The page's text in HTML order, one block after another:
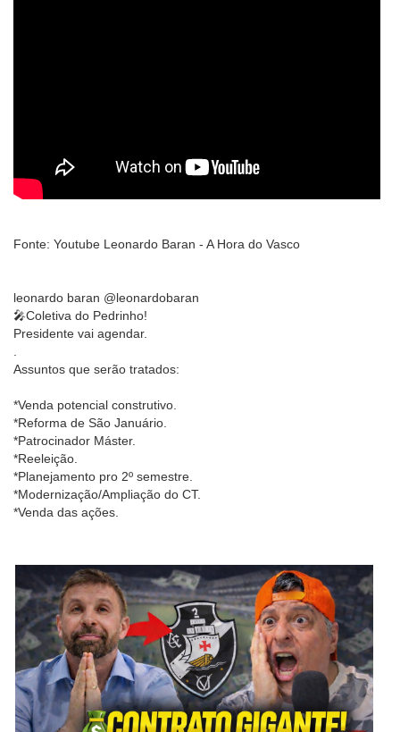
Fonte: Youtube Leonardo Baran - A Hora do Vasco
leonardo baran @leonardobaran
🎤Coletiva do Pedrinho!
Presidente vai agendar.
Assuntos que serão tratados:
*Venda potencial construtivo.
*Reforma de São Januário.
*Patrocinador Máster.
*Reeleição.
*Planejamento pro 2º semestre.
*Modernização/Ampliação do CT.
*Venda das ações.